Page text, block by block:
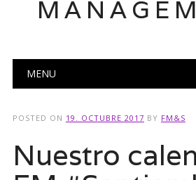
Main menu
MENU
POSTED ON 19. OCTUBRE 2017 BY FM&S
Nuestro